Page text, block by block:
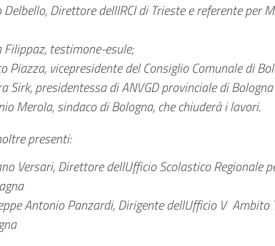
Delbello, Direttore dellIRCI di Trieste e referente per
Filippaz, testimone-esule;
Piazza, vicepresidente del Consiglio Comunale di
Sirk, presidentessa di ANVGD provinciale di Bologna
Merola, sindaco di Bologna, che chiuderà i lavori.
presenti:
Versari, Direttore dellUfficio Scolastico Regionale
Antonio Panzardi, Dirigente dellUfficio V 